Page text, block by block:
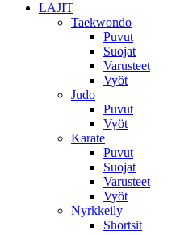
LAJIT
Taekwondo
Puvut
Suojat
Varusteet
Vyöt
Judo
Puvut
Vyöt
Karate
Puvut
Suojat
Varusteet
Vyöt
Nyrkkeily
Shortsit